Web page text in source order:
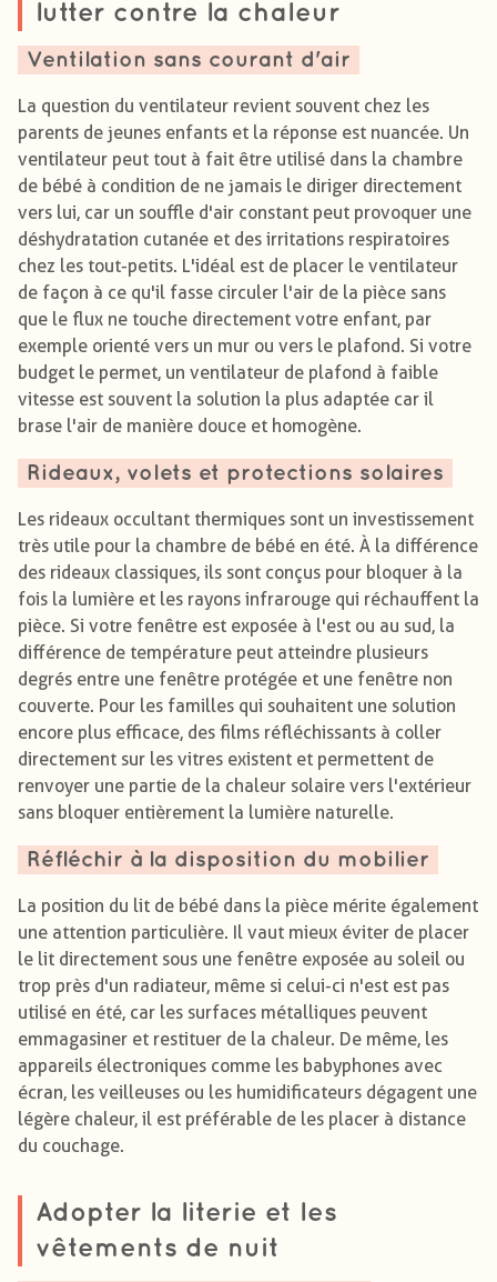
lutter contre la chaleur
Ventilation sans courant d'air
La question du ventilateur revient souvent chez les
parents de jeunes enfants et la réponse est nuancée. Un
ventilateur peut tout à fait être utilisé dans la chambre
de bébé à condition de ne jamais le diriger directement
vers lui, car un souffle d'air constant peut provoquer une
déshydratation cutanée et des irritations respiratoires
chez les tout-petits. L'idéal est de placer le ventilateur
de façon à ce qu'il fasse circuler l'air de la pièce sans
que le flux ne touche directement votre enfant, par
exemple orienté vers un mur ou vers le plafond. Si votre
budget le permet, un ventilateur de plafond à faible
vitesse est souvent la solution la plus adaptée car il
brase l'air de manière douce et homogène.
Rideaux, volets et protections solaires
Les rideaux occultant thermiques sont un investissement
très utile pour la chambre de bébé en été. À la différence
des rideaux classiques, ils sont conçus pour bloquer à la
fois la lumière et les rayons infrarouge qui réchauffent la
pièce. Si votre fenêtre est exposée à l'est ou au sud, la
différence de température peut atteindre plusieurs
degrés entre une fenêtre protégée et une fenêtre non
couverte. Pour les familles qui souhaitent une solution
encore plus efficace, des films réfléchissants à coller
directement sur les vitres existent et permettent de
renvoyer une partie de la chaleur solaire vers l'extérieur
sans bloquer entièrement la lumière naturelle.
Réfléchir à la disposition du mobilier
La position du lit de bébé dans la pièce mérite également
une attention particulière. Il vaut mieux éviter de placer
le lit directement sous une fenêtre exposée au soleil ou
trop près d'un radiateur, même si celui-ci n'est est pas
utilisé en été, car les surfaces métalliques peuvent
emmagasiner et restituer de la chaleur. De même, les
appareils électroniques comme les babyphones avec
écran, les veilleuses ou les humidificateurs dégagent une
légère chaleur, il est préférable de les placer à distance
du couchage.
Adopter la literie et les
vêtements de nuit